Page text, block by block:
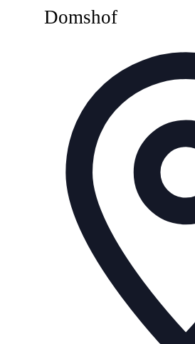
Domshof